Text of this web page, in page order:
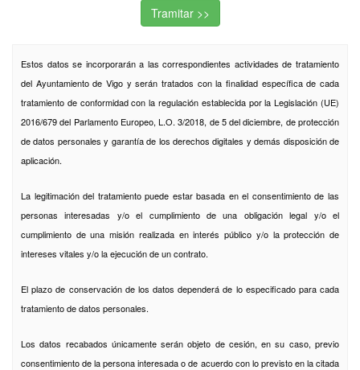
Estos datos se incorporarán a las correspondientes actividades de tratamiento
del Ayuntamiento de Vigo y serán tratados con la finalidad específica de cada
tratamiento de conformidad con la regulación establecida por la Legislación (UE)
2016/679 del Parlamento Europeo, L.O. 3/2018, de 5 del diciembre, de protección
de datos personales y garantía de los derechos digitales y demás disposición de
aplicación.
La legitimación del tratamiento puede estar basada en el consentimiento de las
personas interesadas y/o el cumplimiento de una obligación legal y/o el
cumplimiento de una misión realizada en interés público y/o la protección de
intereses vitales y/o la ejecución de un contrato.
El plazo de conservación de los datos dependerá de lo especificado para cada
tratamiento de datos personales.
Los datos recabados únicamente serán objeto de cesión, en su caso, previo
consentimiento de la persona interesada o de acuerdo con lo previsto en la citada